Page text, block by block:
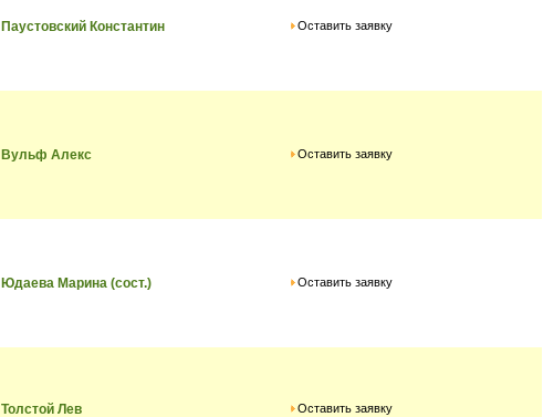
Паустовский Константин Оставить заявку
Вульф Алекс Оставить заявку
Юдаева Марина (сост.) Оставить заявку
Толстой Лев Оставить заявку